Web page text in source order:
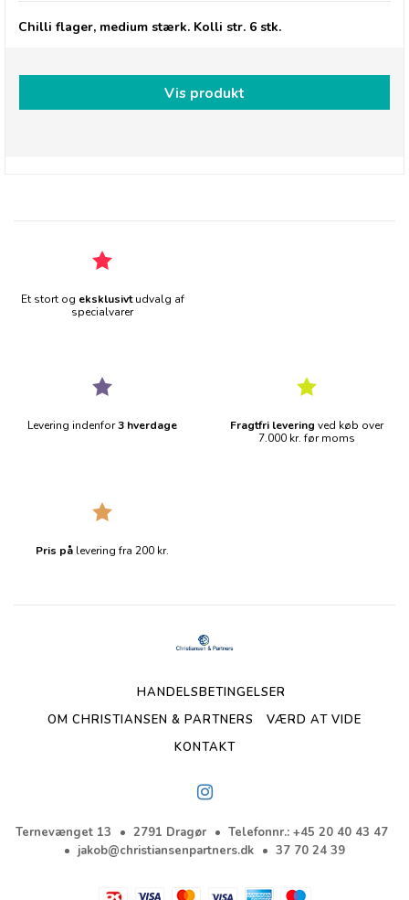
Chilli flager, medium stærk. Kolli str. 6 stk.
Vis produkt
Et stort og eksklusivtudvalg af
specialvarer
Levering indenfor3 hverdage Fragtfri levering ved køb over
7.000 kr. før moms
Pris på levering fra 200 kr.
HANDELSBETINGELSER
OM CHRISTIANSEN & PARTNERS
VÆRD AT VIDE
KONTAKT
Ternevænget 13 2791 Dragør Telefonnr.: +45 20 40 43 47
jakob@christiansenpartners.dk
37 70 24 39